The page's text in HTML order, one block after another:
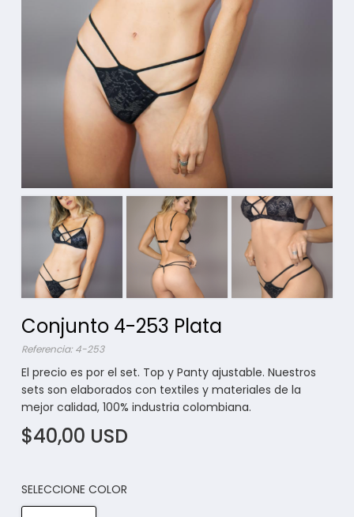
Conjunto 4-253 Plata
Referencia: 4-253
El precio es por el set. Top y Panty ajustable. Nuestros
sets son elaborados con textiles y materiales de la
mejor calidad, 100% industria colombiana.
$40,00 USD
SELECCIONE COLOR